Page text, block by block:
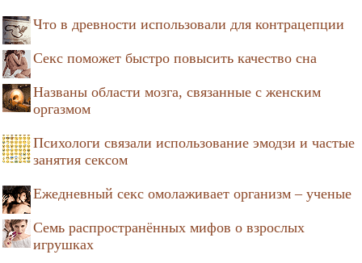
Что в древности использовали для контрацепции
Секс поможет быстро повысить качество сна
Названы области мозга, связанные с женским
оргазмом
Психологи связали использование эмодзи и частые
занятия сексом
Ежедневный секс омолаживает организм – ученые
Семь распространённых мифов о взрослых
игрушках